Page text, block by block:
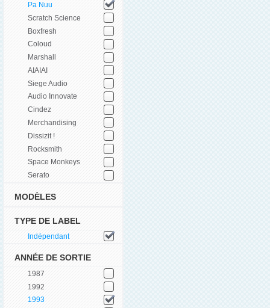
Pa Nuu
Scratch Science
Boxfresh
Coloud
Marshall
AIAIAI
Siege Audio
Audio Innovate
Cindez
Merchandising
Dissizit !
Rocksmith
Space Monkeys
Serato
MODÈLES
TYPE DE LABEL
Indépendant
ANNÉE DE SORTIE
1987
1992
1993